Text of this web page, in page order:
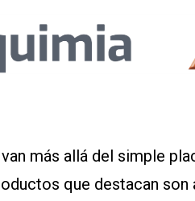
más allá del simple
que destacan son